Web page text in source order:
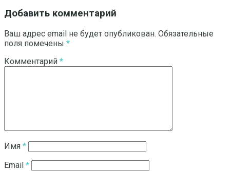
Добавить комментарий
Ваш адрес email не будет опубликован. Обязательные
поля помечены *
Комментарий *
Имя *
Email *